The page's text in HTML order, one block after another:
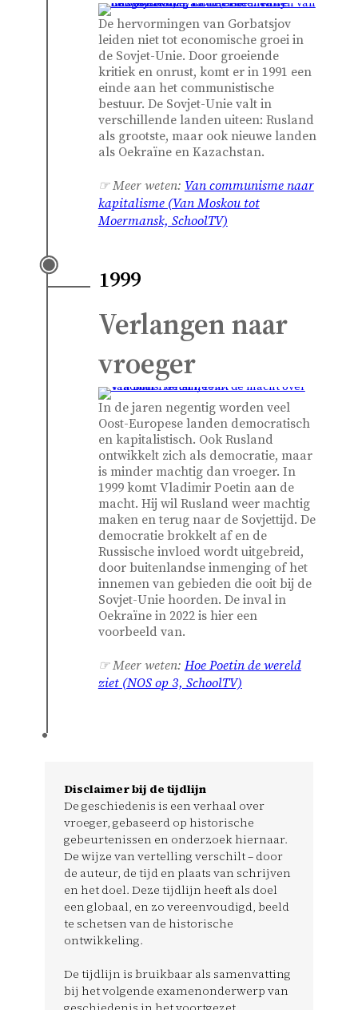
De hervormingen van Gorbatsjov
leiden niet tot economische groei in
de Sovjet-Unie. Door groeiende
kritiek en onrust, komt er in 1991 een
einde aan het communistische
bestuur. De Sovjet-Unie valt in
verschillende landen uiteen: Rusland
als grootste, maar ook nieuwe landen
als Oekraïne en Kazachstan.
☞ Meer weten: Van communisme naar
kapitalisme (Van Moskou tot
Moermansk, SchoolTV)
1999
Verlangen naar
vroeger
In de jaren negentig worden veel
Oost-Europese landen democratisch
en kapitalistisch. Ook Rusland
ontwikkelt zich als democratie, maar
is minder machtig dan vroeger. In
1999 komt Vladimir Poetin aan de
macht. Hij wil Rusland weer machtig
maken en terug naar de Sovjettijd. De
democratie brokkelt af en de
Russische invloed wordt uitgebreid,
door buitenlandse inmenging of het
innemen van gebieden die ooit bij de
Sovjet-Unie hoorden. De inval in
Oekraïne in 2022 is hier een
voorbeeld van.
☞ Meer weten: Hoe Poetin de wereld
ziet (NOS op 3, SchoolTV)
Disclaimer bij de tijdlijn
De geschiedenis is een verhaal over
vroeger, gebaseerd op historische
gebeurtenissen en onderzoek hiernaar.
De wijze van vertelling verschilt – door
de auteur, de tijd en plaats van schrijven
en het doel. Deze tijdlijn heeft als doel
een globaal, en zo vereenvoudigd, beeld
te schetsen van de historische
ontwikkeling.
De tijdlijn is bruikbaar als samenvatting
bij het volgende examenonderwerp van